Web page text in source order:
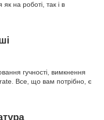
на роботі, так і в
гучності, вимкнення
Все, що вам потрібно, є